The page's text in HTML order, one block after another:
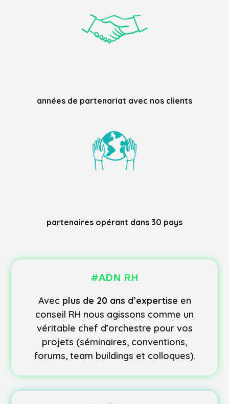
années de partenariat avec nos clients
partenaires opérant dans 30 pays
#ADN RH
Avec plus de 20 ans d’expertise en
conseil RH nous agissons comme un
véritable chef d’orchestre pour vos
projets (séminaires, conventions,
forums, team buildings et colloques).